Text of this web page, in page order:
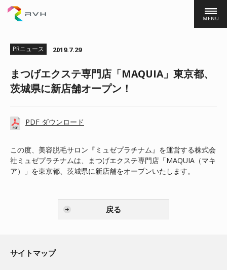
PRニュース 2019.7.29
まつげエクステ専門店「MAQUIA」東京都、
茨城県に新店舗オープン！
PDF ダウンロード
この度、美容脱毛サロン『ミュゼプラチナム』を運営する株式会
社ミュゼプラチナムは、まつげエクステ専門店「MAQUIA（マキ
ア）」を東京都、茨城県に新店舗をオープンいたします。
戻る
サイトマップ